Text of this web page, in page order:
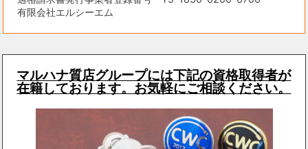
有限会社エルシーエム
マルハナ質店グループには下記の資格取得者が
在籍しております。お気軽にご相談ください。